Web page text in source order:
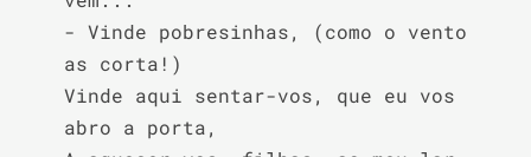
- Vinde pobresinhas, (como o vento
as corta!)
Vinde aqui sentar-vos, que eu vos
abro a porta,